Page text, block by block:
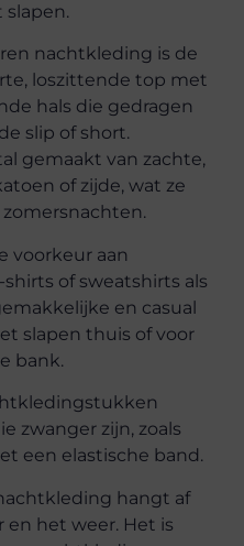
nachtkleding is de
loszittende top met
hals die gedragen
slip of short.
gemaakt van zachte,
of zijde, wat ze
voorkeur aan
of sweatshirts als
en casual
slapen thuis of voor
bank.
zwanger zijn, zoals
een elastische band.
hangt af
en het weer. Het is